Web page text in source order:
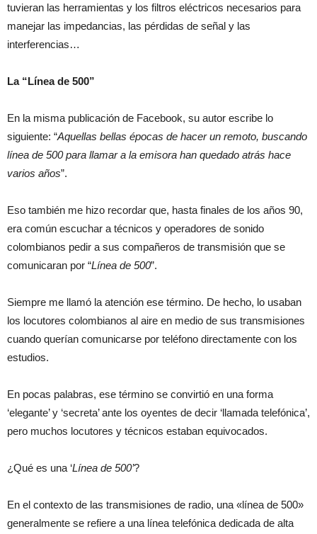
tuvieran las herramientas y los filtros eléctricos necesarios para
manejar las impedancias, las pérdidas de señal y las
interferencias…
La “Línea de 500”
En la misma publicación de Facebook, su autor escribe lo
siguiente: “Aquellas bellas épocas de hacer un remoto, buscando
línea de 500 para llamar a la emisora han quedado atrás hace
varios años”.
Eso también me hizo recordar que, hasta finales de los años 90,
era común escuchar a técnicos y operadores de sonido
colombianos pedir a sus compañeros de transmisión que se
comunicaran por “Línea de 500”.
Siempre me llamó la atención ese término. De hecho, lo usaban
los locutores colombianos al aire en medio de sus transmisiones
cuando querían comunicarse por teléfono directamente con los
estudios.
En pocas palabras, ese término se convirtió en una forma
‘elegante’ y ‘secreta’ ante los oyentes de decir ‘llamada telefónica’,
pero muchos locutores y técnicos estaban equivocados.
¿Qué es una ‘Línea de 500’?
En el contexto de las transmisiones de radio, una «línea de 500»
generalmente se refiere a una línea telefónica dedicada de alta